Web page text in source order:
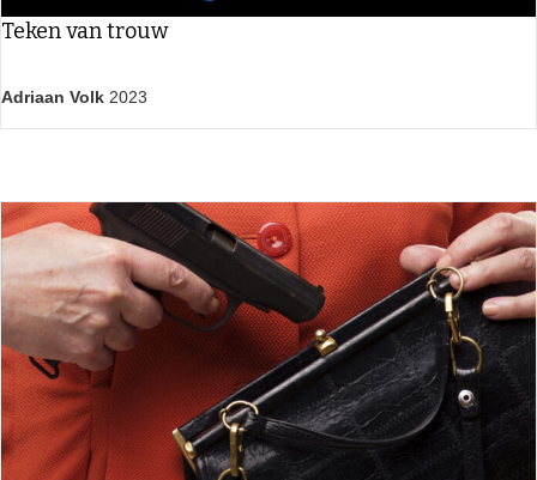
Teken van trouw
Adriaan Volk 2023